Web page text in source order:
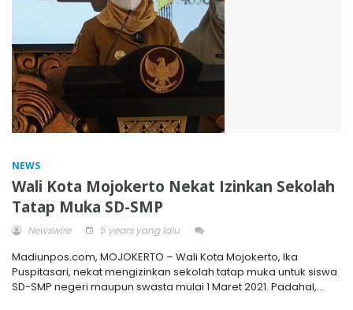
NEWS
Wali Kota Mojokerto Nekat Izinkan Sekolah
Tatap Muka SD-SMP
Newswire 5 years yang lalu
Madiunpos.com, MOJOKERTO – Wali Kota Mojokerto, Ika
Puspitasari, nekat mengizinkan sekolah tatap muka untuk siswa
SD-SMP negeri maupun swasta mulai 1 Maret 2021. Padahal,...